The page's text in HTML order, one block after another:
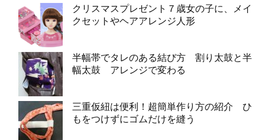
クリスマスプレゼント７歳女の子に、メイ
クセットやヘアアレンジ人形
半幅帯でタレのある結び方 割り太鼓と半
幅太鼓 アレンジで変わる
三重仮紐は便利！超簡単作り方の紹介 ひ
もをつけずにゴムだけを縫う